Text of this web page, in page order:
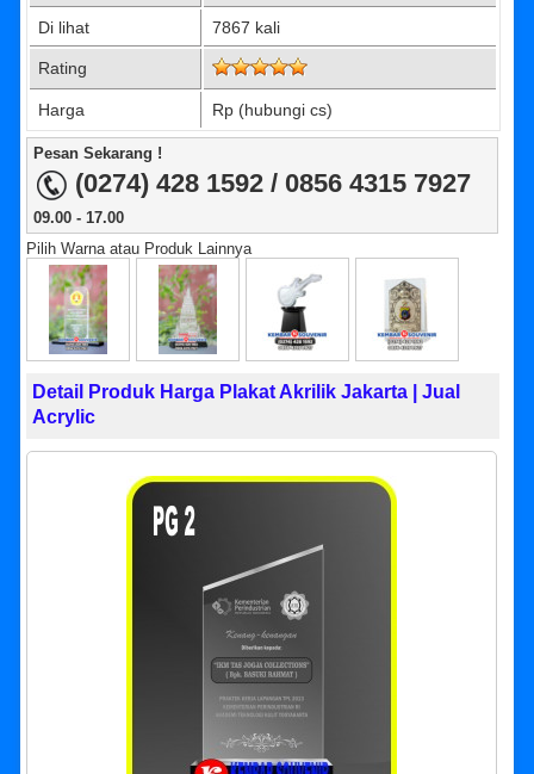
Di lihat 7867 kali
Rating
Harga Rp (hubungi cs)
Pesan Sekarang !
(0274) 428 1592 / 0856 4315 7927
09.00 - 17.00
Pilih Warna atau Produk Lainnya
Detail Produk Harga Plakat Akrilik Jakarta | Jual
Acrylic